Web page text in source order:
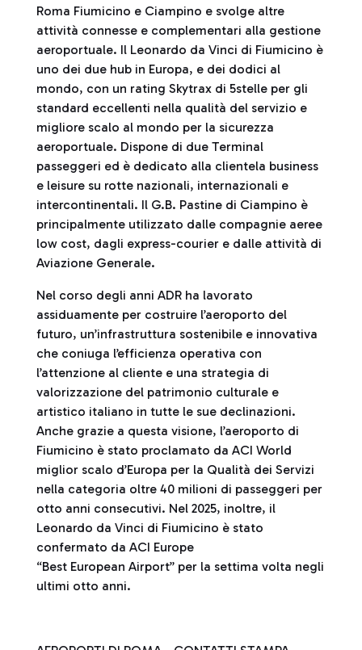
Roma Fiumicino e Ciampino e svolge altre
attività connesse e complementari alla gestione
aeroportuale. Il Leonardo da Vinci di Fiumicino è
uno dei due hub in Europa, e dei dodici al
mondo, con un rating Skytrax di 5stelle per gli
standard eccellenti nella qualità del servizio e
migliore scalo al mondo per la sicurezza
aeroportuale. Dispone di due Terminal
passeggeri ed è dedicato alla clientela business
e leisure su rotte nazionali, internazionali e
intercontinentali. Il G.B. Pastine di Ciampino è
principalmente utilizzato dalle compagnie aeree
low cost, dagli express-courier e dalle attività di
Aviazione Generale.
Nel corso degli anni ADR ha lavorato
assiduamente per costruire l’aeroporto del
futuro, un’infrastruttura sostenibile e innovativa
che coniuga l’efficienza operativa con
l’attenzione al cliente e una strategia di
valorizzazione del patrimonio culturale e
artistico italiano in tutte le sue declinazioni.
Anche grazie a questa visione, l’aeroporto di
Fiumicino è stato proclamato da ACI World
miglior scalo d’Europa per la Qualità dei Servizi
nella categoria oltre 40 milioni di passeggeri per
otto anni consecutivi. Nel 2025, inoltre, il
Leonardo da Vinci di Fiumicino è stato
confermato da ACI Europe
“Best European Airport” per la settima volta negli
ultimi otto anni.